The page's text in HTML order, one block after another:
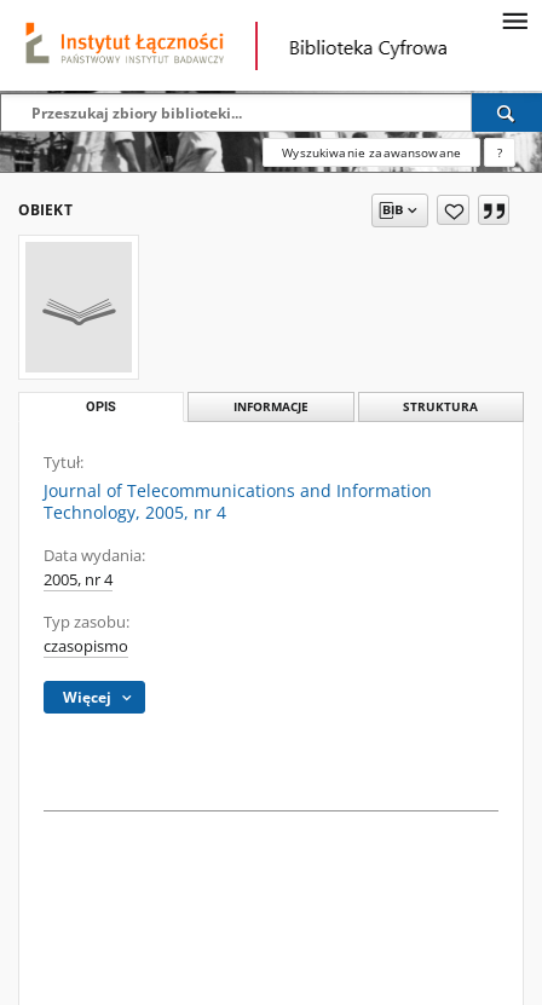
Wyszukiwanie zaawansowane ?
OBIEKT
OPIS INFORMACJE STRUKTURA
Tytuł:
Journal of Telecommunications and Information
Technology, 2005, nr 4
Data wydania:
2005, nr 4
Typ zasobu:
czasopismo
Więcej